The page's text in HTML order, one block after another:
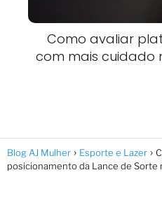
Como avaliar
com mais cuidado
Blog AJ Mulher Esporte e Lazer
posicionamento da Lance de Sorte